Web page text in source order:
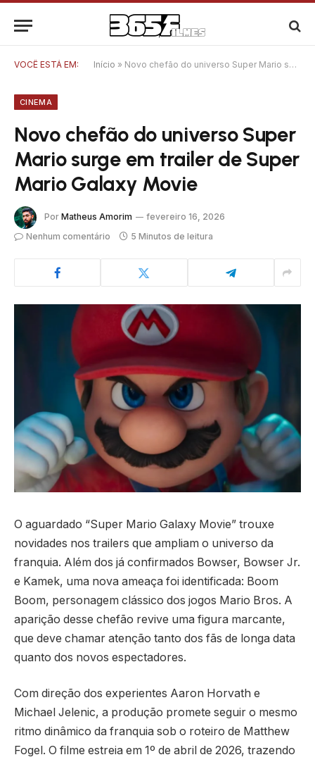
VOCÊ ESTÁ EM: Início » Novo chefão do universo Super Mario surge em trailer de Super Mario Galaxy Movie
CINEMA
Novo chefão do universo Super
Mario surge em trailer de Super
Mario Galaxy Movie
Por Matheus Amorim
fevereiro 16, 2026
Nenhum comentário
5 Minutos de leitura
O aguardado “Super Mario Galaxy Movie” trouxe
novidades nos trailers que ampliam o universo da
franquia. Além dos já confirmados Bowser, Bowser Jr.
e Kamek, uma nova ameaça foi identificada: Boom
Boom, personagem clássico dos jogos Mario Bros. A
aparição desse chefão revive uma figura marcante,
que deve chamar atenção tanto dos fãs de longa data
quanto dos novos espectadores.
Com direção dos experientes Aaron Horvath e
Michael Jelenic, a produção promete seguir o mesmo
ritmo dinâmico da franquia sob o roteiro de Matthew
Fogel. O filme estreia em 1º de abril de 2026, trazendo